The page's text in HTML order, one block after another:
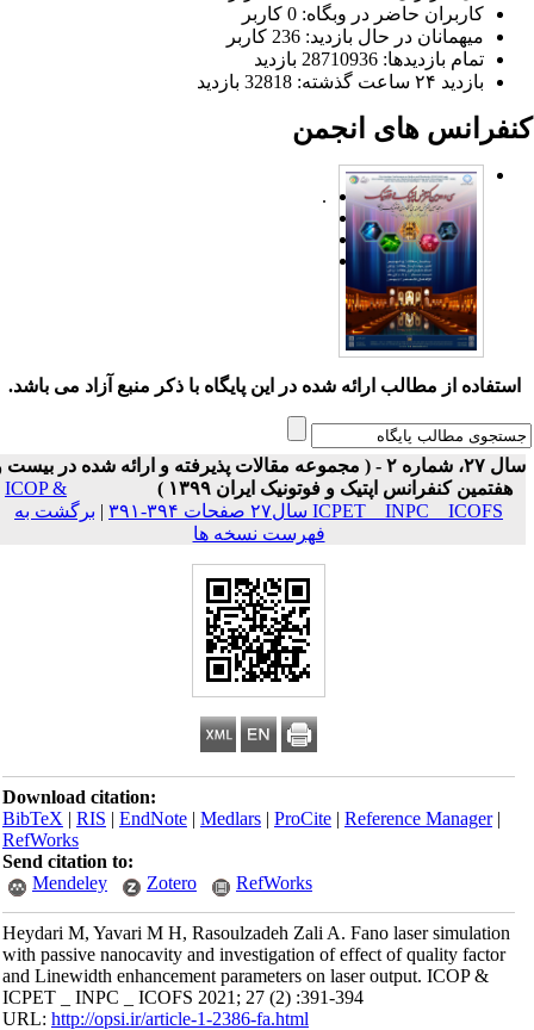
کاربران حاضر در وبگاه: 0 کاربر
میهمانان در حال بازدید: 236 کاربر
تمام بازدید‌ها: 28710936 بازدید
بازدید ۲۴ ساعت گذشته: 32818 بازدید
های انجمن
.
استفاده از مطالب ارائه شده در این پایگاه با ذکر منبع آزاد می باشد.
سال ۲۷، شماره ۲ - ( مجموعه مقالات پذیرفته و ارائه شده در بیست و
هفتمین کنفرانس اپتیک و فوتونیک ایران ۱۳۹۹ )
ICOP &
ICPET _ INPC _ ICOFS سال۲۷ صفحات ۳۹۴-۳۹۱
|برگشت به
فهرست نسخه ها
Download citation:
BibTeX|RIS|EndNote|Medlars|ProCite|Reference Manager
RefWorks
Send citation to:
Mendeley
Zotero RefWorks
Heydari M, Yavari M H, Rasoulzadeh Zali A. Fano laser simulation
with passive nanocavity and investigation of effect of quality factor
and Linewidth enhancement parameters on laser output. ICOP &
ICPET _ INPC _ ICOFS 2021; 27 (2) :391-394
URL:http://opsi.ir/article-1-2386-fa.html